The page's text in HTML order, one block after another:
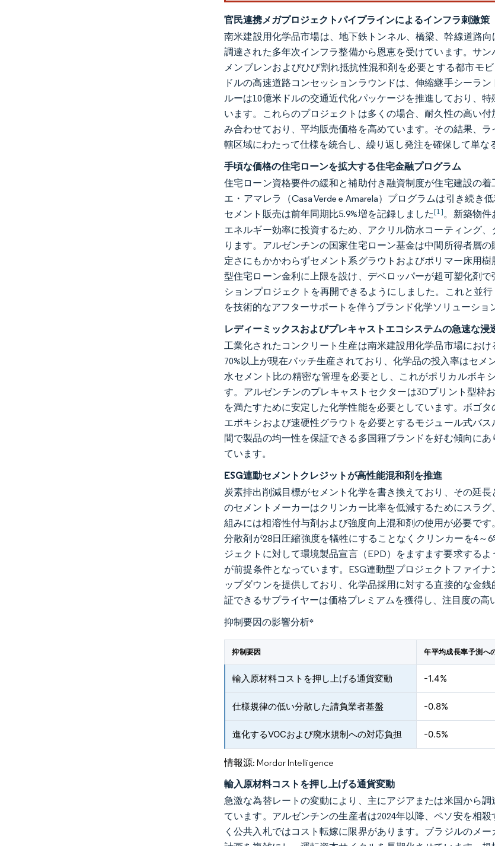
官民連携メガプロジェクトパイプラインによるインフラ刺激策
南米建設用化学品市場は、地下鉄トンネル、橋梁、幹線道路
調達された多年次インフラ整備から恩恵を受けています。サ
メンブレンおよびひび割れ抵抗性混和剤を必要とする都市モ
ドルの高速道路コンセッションラウンドは、伸縮継手シーラ
ルーは10億米ドルの交通近代化パッケージを推進しており、
います。これらのプロジェクトは多くの場合、耐久性の高い
み合わせており、平均販売価格を高めています。その結果、
轄区域にわたって仕様を統合し、繰り返し発注を確保して単な
手頃な価格の住宅ローンを拡大する住宅金融プログラム
住宅ローン資格要件の緩和と補助付き融資制度が住宅建設の
エ・アマレラ（Casa Verde e Amarela）プログラムは引き続
セメント販売は前年同期比5.9%増を記録しました[1]。新築物件
エネルギー効率に投資するため、アクリル防水コーティング
ります。アルゼンチンの国家住宅ローン基金は中間所得者層
定さにもかかわらずセメント系グラウトおよびポリマー床用
型住宅ローン金利に上限を設け、デベロッパーが超可塑化剤
ションプロジェクトを再開できるようにしました。これと並
を技術的なアフターサポートを伴うブランド化学ソリューショ
レディーミックスおよびプレキャストエコシステムの急速な浸
工業化されたコンクリート生産は南米建設用化学品市場にお
70%以上が現在バッチ生産されており、化学品の投入率はセ
水セメント比の精密な管理を必要とし、これがポリカルボキ
す。アルゼンチンのプレキャストセクターは3Dプリント型枠
を満たすために安定した化学性能を必要としています。ボゴ
エポキシおよび速硬性グラウトを必要とするモジュール式バ
間で製品の均一性を保証できる多国籍ブランドを好む傾向に
ています。
ESG連動セメントクレジットが高性能混和剤を推進
炭素排出削減目標がセメント化学を書き換えており、その延
のセメントメーカーはクリンカー比率を低減するためにスラ
組みには相溶性付与剤および強度向上混和剤の使用が必要で
分散剤が28日圧縮強度を犠牲にすることなくクリンカーを4
ジェクトに対して環境製品宣言（EPD）をますます要求する
が前提条件となっています。ESG連動型プロジェクトファイ
ップダウンを提供しており、化学品採用に対する直接的な金
証できるサプライヤーは価格プレミアムを獲得し、注目度の高
抑制要因の影響分析*
抑制要因 年平均成長率予測へ
輸入原材料コストを押し上げる通貨変動 -1.4%
仕様規律の低い分散した請負業者基盤 -0.8%
進化するVOCおよび廃水規制への対応負担 -0.5%
情報源: Mordor Intelligence
輸入原材料コストを押し上げる通貨変動
急激な為替レートの変動により、主にアジアまたは米国から
ています。アルゼンチンの生産者は2024年以降、ペソ安を相
く公共入札ではコスト転嫁に限界があります。ブラジルのメ